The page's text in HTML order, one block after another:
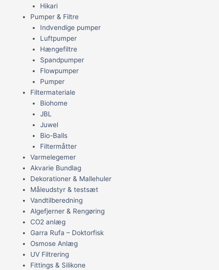
Hikari
Pumper & Filtre
Indvendige pumper
Luftpumper
Hængefiltre
Spandpumper
Flowpumper
Pumper
Filtermateriale
Biohome
JBL
Juwel
Bio-Balls
Filtermåtter
Varmelegemer
Akvarie Bundlag
Dekorationer & Mallehuler
Måleudstyr & testsæt
Vandtilberedning
Algefjerner & Rengøring
CO2 anlæg
Garra Rufa – Doktorfisk
Osmose Anlæg
UV Filtrering
Fittings & Silikone